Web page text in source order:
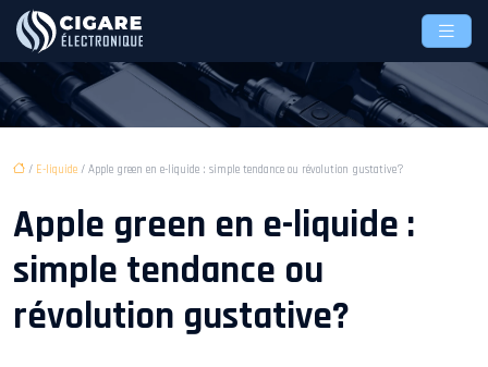
/ E-liquide / Apple green en e-liquide : simple tendance ou révolution gustative?
Apple green en e-liquide :
simple tendance ou
révolution gustative?